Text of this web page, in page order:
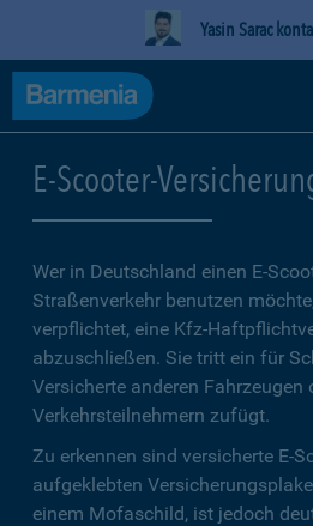
Yasin Sarac
E-Scooter-
Wer in Deutschland einen E-
Straßenverkehr benutzen
verpflichtet, eine Kfz-
abzuschließen. Sie tritt ein für
Versicherte anderen Fahrzeugen
Verkehrsteilnehmern zufügt.
Zu erkennen sind versicherte E-
aufgeklebten
einem Mofaschild, ist jedoch